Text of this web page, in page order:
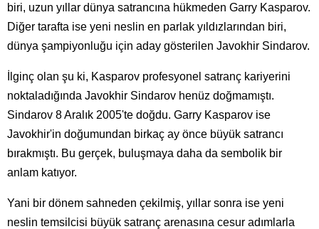
biri, uzun yıllar dünya satrancına hükmeden Garry Kasparov.
Diğer tarafta ise yeni neslin en parlak yıldızlarından biri,
dünya şampiyonluğu için aday gösterilen Javokhir Sindarov.
İlginç olan şu ki, Kasparov profesyonel satranç kariyerini
noktaladığında Javokhir Sindarov henüz doğmamıştı.
Sindarov 8 Aralık 2005'te doğdu. Garry Kasparov ise
Javokhir'in doğumundan birkaç ay önce büyük satrancı
bırakmıştı. Bu gerçek, buluşmaya daha da sembolik bir
anlam katıyor.
Yani bir dönem sahneden çekilmiş, yıllar sonra ise yeni
neslin temsilcisi büyük satranç arenasına cesur adımlarla